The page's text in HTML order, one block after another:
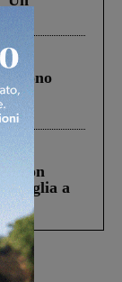
il
la figlia a